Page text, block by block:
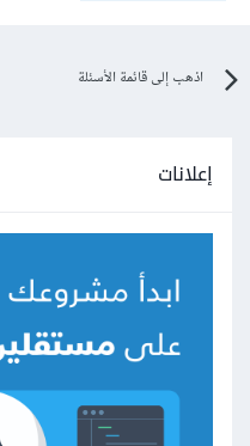
اذهب إلى قائمة الأسئلة
إعلانات